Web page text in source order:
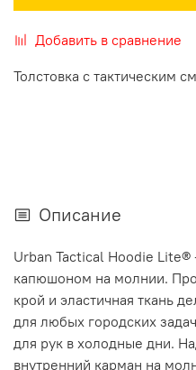
Добавить в сравнение
Толстовка с тактическим
Описание
Urban Tactical Hoodie Lite®
капюшоном на молнии.
крой и эластичная ткань
для любых городских
для рук в холодные дни.
внутренний карман на